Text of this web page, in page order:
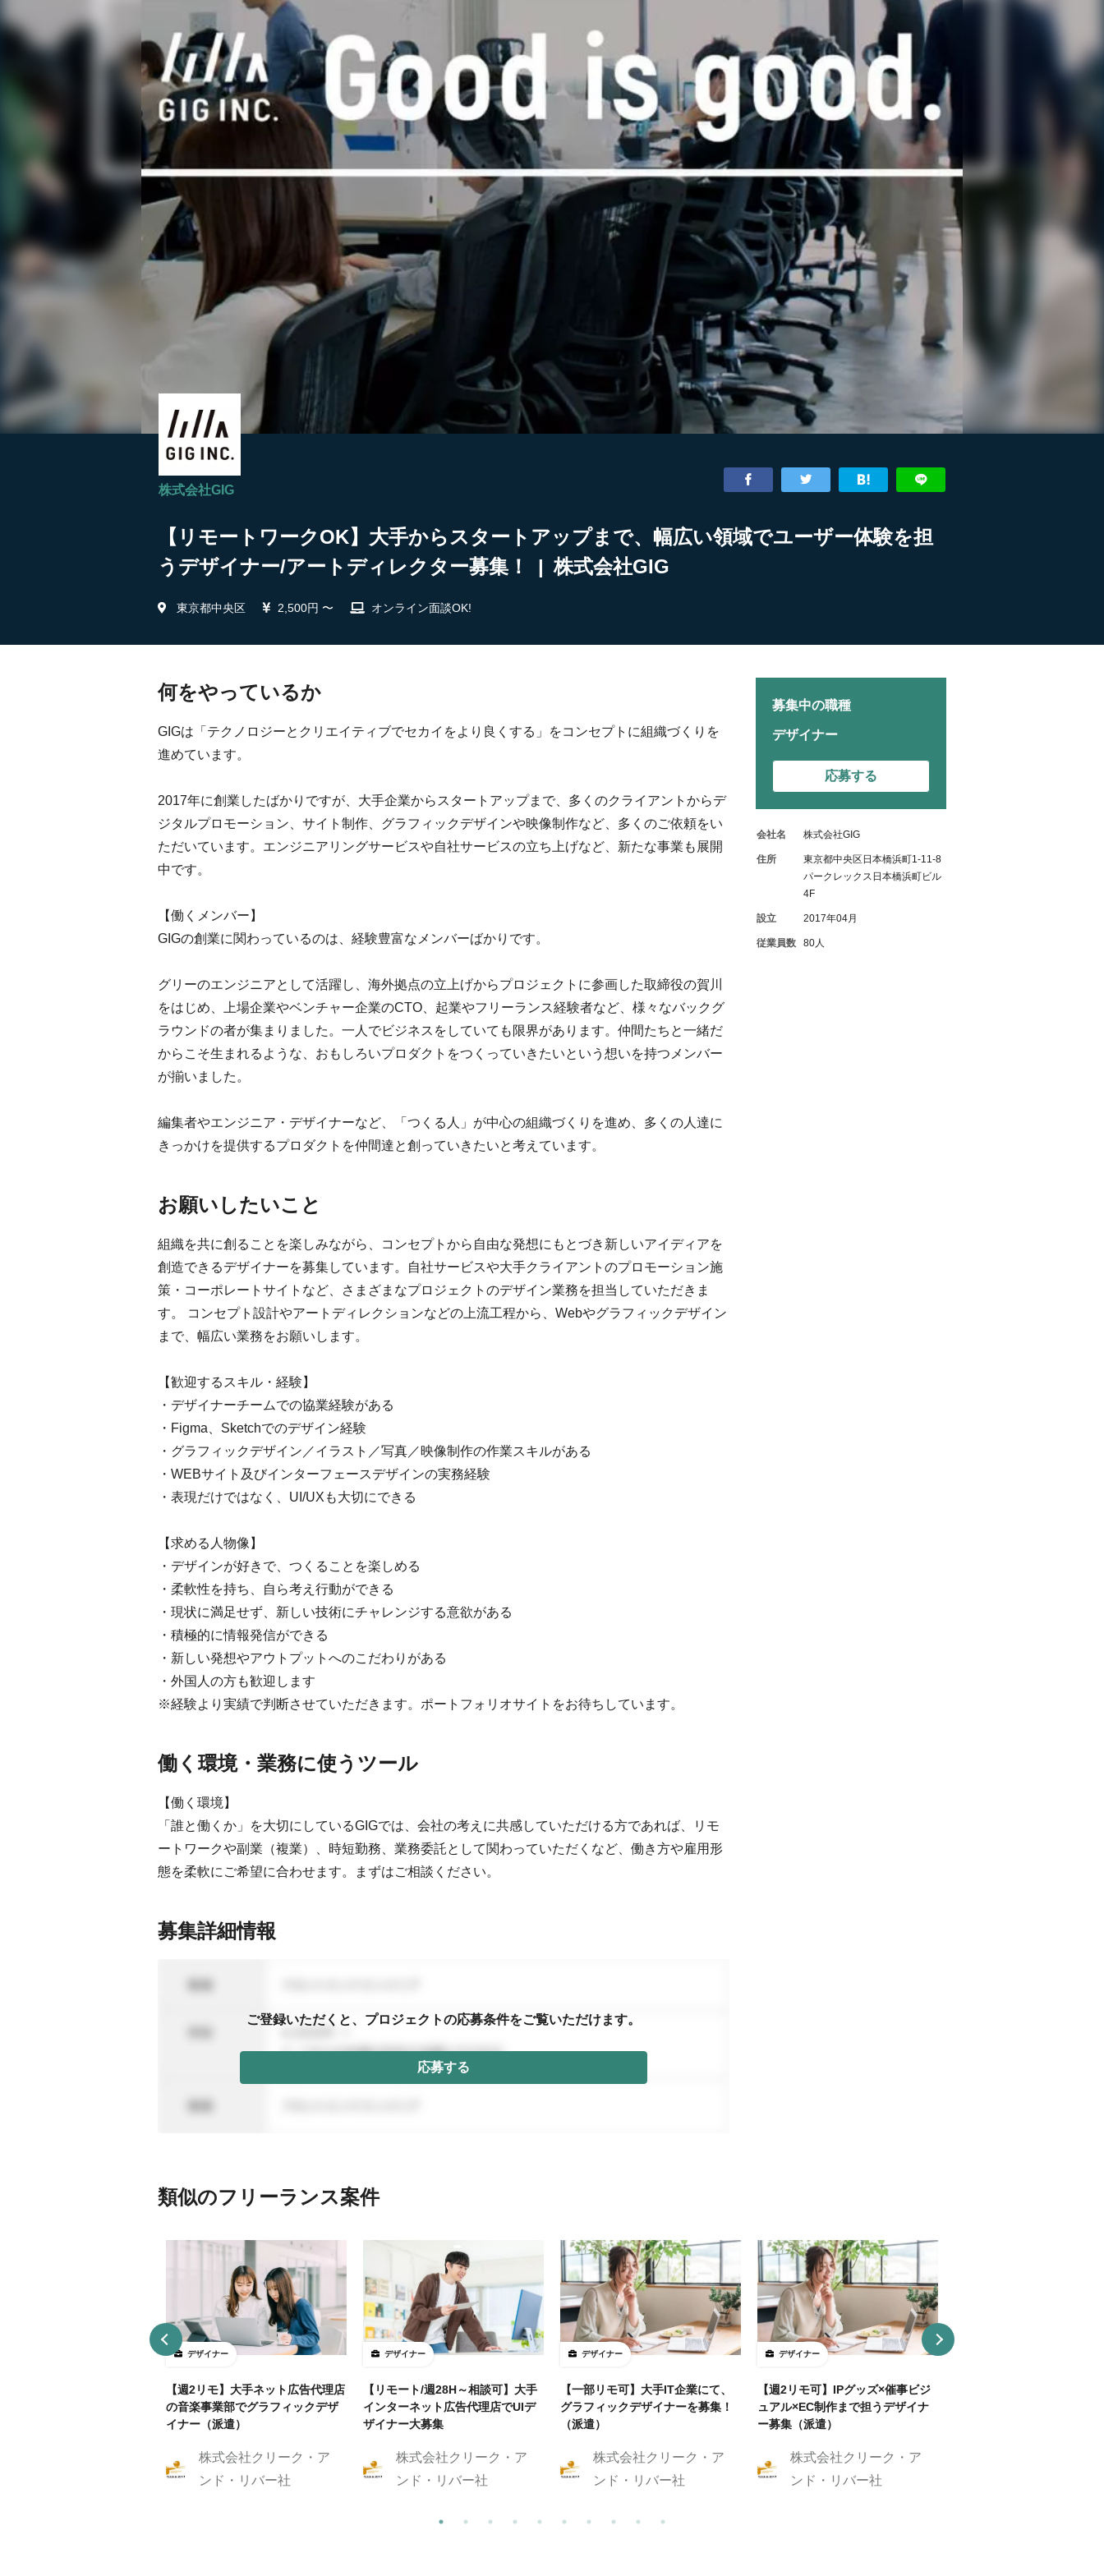
株式会社GIG
【リモートワークOK】大手からスタートアップまで、幅広い領域でユーザー体験を担
うデザイナー/アートディレクター募集！ | 株式会社GIG
東京都中央区 2,500円 〜 オンライン面談OK!
何をやっているか
GIGは「テクノロジーとクリエイティブでセカイをより良くする」をコンセプトに組織づくりを
進めています。
2017年に創業したばかりですが、大手企業からスタートアップまで、多くのクライアントからデ
ジタルプロモーション、サイト制作、グラフィックデザインや映像制作など、多くのご依頼をい
ただいています。エンジニアリングサービスや自社サービスの立ち上げなど、新たな事業も展開
中です。
【働くメンバー】
GIGの創業に関わっているのは、経験豊富なメンバーばかりです。
グリーのエンジニアとして活躍し、海外拠点の立上げからプロジェクトに参画した取締役の賀川
をはじめ、上場企業やベンチャー企業のCTO、起業やフリーランス経験者など、様々なバックグ
ラウンドの者が集まりました。一人でビジネスをしていても限界があります。仲間たちと一緒だ
からこそ生まれるような、おもしろいプロダクトをつくっていきたいという想いを持つメンバー
が揃いました。
編集者やエンジニア・デザイナーなど、「つくる人」が中心の組織づくりを進め、多くの人達に
きっかけを提供するプロダクトを仲間達と創っていきたいと考えています。
お願いしたいこと
組織を共に創ることを楽しみながら、コンセプトから自由な発想にもとづき新しいアイディアを
創造できるデザイナーを募集しています。自社サービスや大手クライアントのプロモーション施
策・コーポレートサイトなど、さまざまなプロジェクトのデザイン業務を担当していただきま
す。 コンセプト設計やアートディレクションなどの上流工程から、Webやグラフィックデザイン
まで、幅広い業務をお願いします。
【歓迎するスキル・経験】
・デザイナーチームでの協業経験がある
・Figma、Sketchでのデザイン経験
・グラフィックデザイン／イラスト／写真／映像制作の作業スキルがある
・WEBサイト及びインターフェースデザインの実務経験
・表現だけではなく、UI/UXも大切にできる
【求める人物像】
・デザインが好きで、つくることを楽しめる
・柔軟性を持ち、自ら考え行動ができる
・現状に満足せず、新しい技術にチャレンジする意欲がある
・積極的に情報発信ができる
・新しい発想やアウトプットへのこだわりがある
・外国人の方も歓迎します
※経験より実績で判断させていただきます。ポートフォリオサイトをお待ちしています。
働く環境・業務に使うツール
【働く環境】
「誰と働くか」を大切にしているGIGでは、会社の考えに共感していただける方であれば、リモ
ートワークや副業（複業）、時短勤務、業務委託として関わっていただくなど、働き方や雇用形
態を柔軟にご希望に合わせます。まずはご相談ください。
募集詳細情報
ご登録いただくと、プロジェクトの応募条件をご覧いただけます。
応募する
募集中の職種
デザイナー
応募する
会社名 株式会社GIG
住所
東京都中央区日本橋浜町1-11-8
パークレックス日本橋浜町ビル
4F
設立 2017年04月
従業員数 80人
類似のフリーランス案件
デザイナー
【週2リモ】大手ネット広告代理店
の音楽事業部でグラフィックデザ
イナー（派遣）
株式会社クリーク・ア
ンド・リバー社
デザイナー
【リモート/週28H～相談可】大手
インターネット広告代理店でUIデ
ザイナー大募集
株式会社クリーク・ア
ンド・リバー社
デザイナー
【一部リモ可】大手IT企業にて、
グラフィックデザイナーを募集！
（派遣）
株式会社クリーク・ア
ンド・リバー社
デザイナー
【週2リモ可】IPグッズ×催事ビジ
ュアル×EC制作まで担うデザイナ
ー募集（派遣）
株式会社クリーク・ア
ンド・リバー社